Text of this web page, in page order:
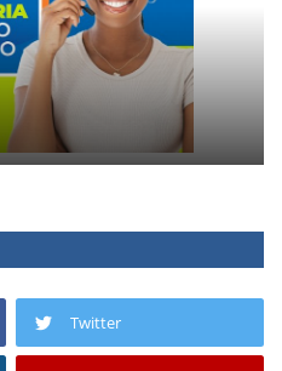
Twitter